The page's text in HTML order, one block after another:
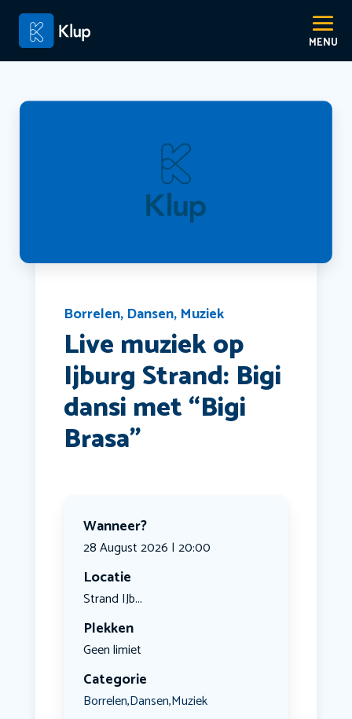
Borrelen, Dansen, Muziek
Live muziek op
Ijburg Strand: Bigi
dansi met “Bigi
Brasa”
Wanneer?
28 August 2026 | 20:00
Locatie
Strand IJb...
Plekken
Geen limiet
Categorie
Borrelen,Dansen,Muziek